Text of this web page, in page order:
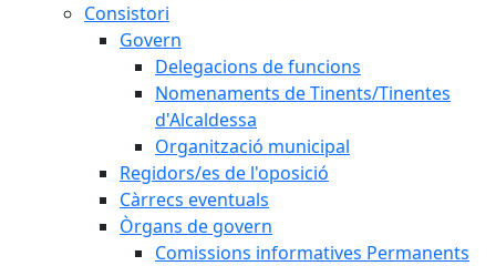
Consistori
Govern
Delegacions de funcions
Nomenaments de Tinents/Tinentes
d'Alcaldessa
Organització municipal
Regidors/es de l'oposició
Càrrecs eventuals
Òrgans de govern
Comissions informatives Permanents